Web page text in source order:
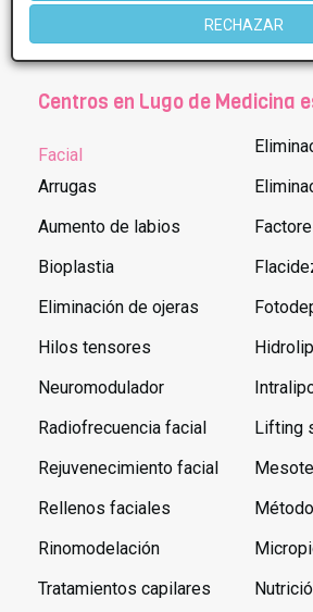
RECHAZAR
Poblaciones en Lugo:
Centros en Lugo de Medicina
Facial
Arrugas
Aumento de labios
Bioplastia
Eliminación de ojeras
Hilos tensores
Neuromodulador
Radiofrecuencia facial
Rejuvenecimiento facial
Rellenos faciales
Rinomodelación
Tratamientos capilares
Lifting